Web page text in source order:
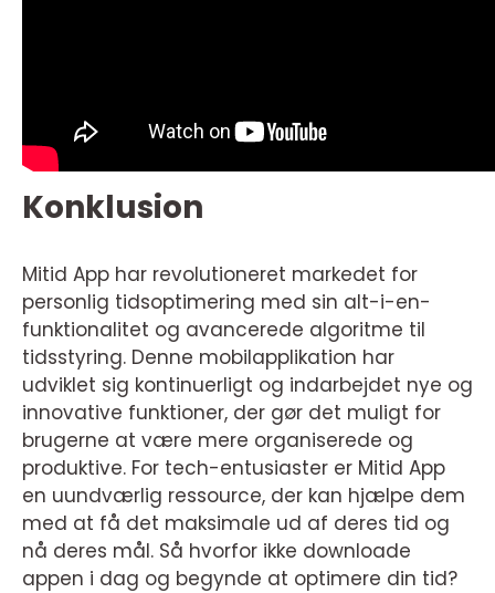
Konklusion
Mitid App har revolutioneret markedet for
personlig tidsoptimering med sin alt-i-en-
funktionalitet og avancerede algoritme til
tidsstyring. Denne mobilapplikation har
udviklet sig kontinuerligt og indarbejdet nye og
innovative funktioner, der gør det muligt for
brugerne at være mere organiserede og
produktive. For tech-entusiaster er Mitid App
en uundværlig ressource, der kan hjælpe dem
med at få det maksimale ud af deres tid og
nå deres mål. Så hvorfor ikke downloade
appen i dag og begynde at optimere din tid?